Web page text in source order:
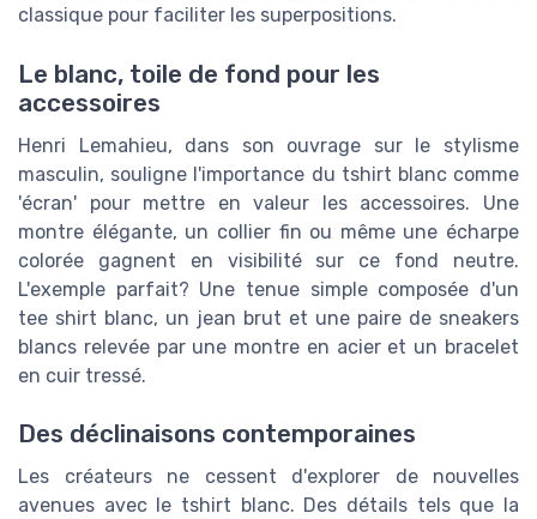
classique pour faciliter les superpositions.
Le blanc, toile de fond pour les
accessoires
Henri Lemahieu, dans son ouvrage sur le stylisme
masculin, souligne l'importance du tshirt blanc comme
'écran' pour mettre en valeur les accessoires. Une
montre élégante, un collier fin ou même une écharpe
colorée gagnent en visibilité sur ce fond neutre.
L'exemple parfait? Une tenue simple composée d'un
tee shirt blanc, un jean brut et une paire de sneakers
blancs relevée par une montre en acier et un bracelet
en cuir tressé.
Des déclinaisons contemporaines
Les créateurs ne cessent d'explorer de nouvelles
avenues avec le tshirt blanc. Des détails tels que la